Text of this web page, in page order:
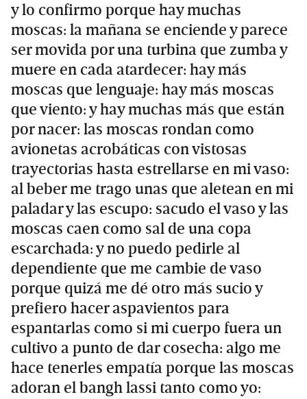
y lo confirmo porque hay muchas
moscas: la mañana se enciende y parece
ser movida por una turbina que zumba y
muere en cada atardecer: hay más
moscas que lenguaje: hay más moscas
que viento: y hay muchas más que están
por nacer: las moscas rondan como
avionetas acrobáticas con vistosas
trayectorias hasta estrellarse en mi vaso:
al beber me trago unas que aletean en mi
paladar y las escupo: sacudo el vaso y las
moscas caen como sal de una copa
escarchada: y no puedo pedirle al
dependiente que me cambie de vaso
porque quizá me dé otro más sucio y
prefiero hacer aspavientos para
espantarlas como si mi cuerpo fuera un
cultivo a punto de dar cosecha: algo me
hace tenerles empatía porque las moscas
adoran el bangh lassi tanto como yo: